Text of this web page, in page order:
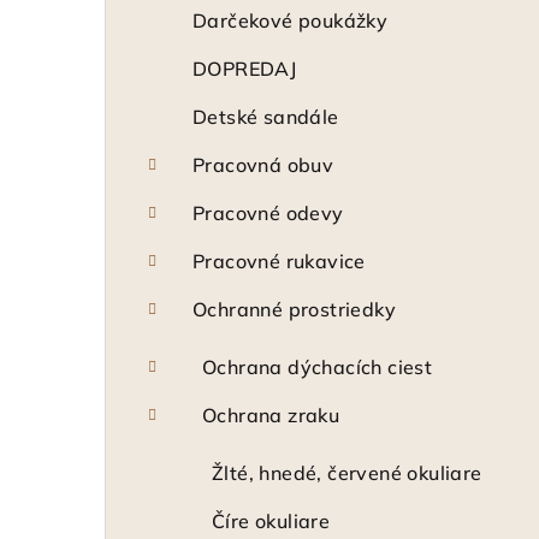
Darčekové poukážky
DOPREDAJ
Detské sandále
Pracovná obuv
Pracovné odevy
Pracovné rukavice
Ochranné prostriedky
Ochrana dýchacích ciest
Ochrana zraku
Žlté, hnedé, červené okuliare
Číre okuliare